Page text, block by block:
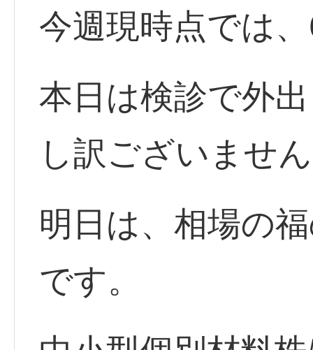
今週現時点では
本日は検診で外
し訳ございませ
明日は、相場の
です。